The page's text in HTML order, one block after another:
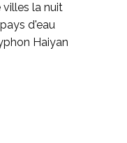
villes la nuit
d'eau
Haiyan